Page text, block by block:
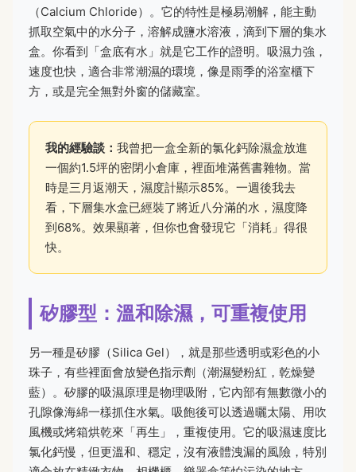
（Calcium Chloride）。它的特性是極易潮解，能主動
抓取空氣中的水分子，溶解成鹽水溶液，滴到下層的集水
盒。你看到「盒底有水」就是它工作的證明。吸濕力強，
速度也快，適合非常潮濕的環境，像是雨季的浴室櫃下
方，或是完全無對外窗的儲藏室。
我的經驗談： 我曾把一盒全新的氯化鈣除濕盒放進
一個約1.5坪的密閉小倉庫，裡面堆滿舊書雜物。當
時是三月返潮天，濕度計顯示85%。一週後我去
看，下層集水盒已經裝了將近八分滿的水，濕度降
到68%。效果顯著，但你也會發現它「消耗」得很
快。
矽膠型：溫和除濕，可重複使用
另一種是矽膠（Silica Gel），就是那些透明或彩色的小
珠子，有些裡面會放變色指示劑（潮濕變粉紅，乾燥變
藍）。矽膠的吸濕原理是物理吸附，它內部有無數微小的
孔隙像海綿一樣抓住水氣。吸飽後可以透過曬太陽、用吹
風機或烤箱烘乾來「再生」，重複使用。它的吸濕速度比
氯化鈣慢，但更溫和、穩定，沒有液體洩漏的風險，特別